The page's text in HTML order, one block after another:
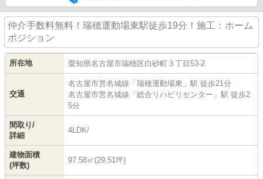
仲介手数料無料！瑞穂運動場東駅徒歩19分！施工：ホーム
ポジション
所在地 愛知県名古屋市瑞穂区白砂町 ３丁目53-2
交通
名古屋市営名城線 「 瑞穂運動場東 」駅 徒歩21分
名古屋市営名城線 「 総合リハビリセンター 」駅 徒歩2
5分
間取り/
詳細
4LDK/
建物面積
(坪数)
97.58㎡(29.51坪)